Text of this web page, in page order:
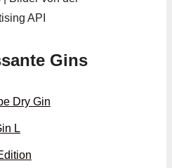
API
Gins
Dry Gin
L